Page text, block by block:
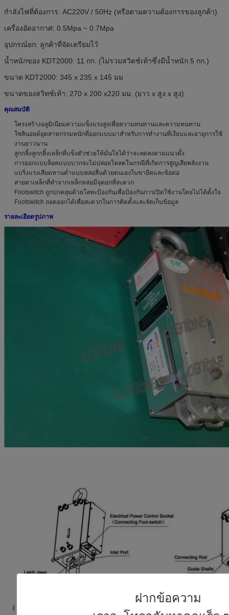
ฝากข้อความ
กำลังไฟที่ต้องการ: AC220V / 50Hz (หรือตามความต้องการของลูกค้า)
เครื่องอัดอากาศ: 0.5Mpa ~ 0.7Mpa
อุปกรณ์ยก: ลูกค้าที่จัดเตรียมไว้
น้ำหนักของ KDT2000: 11 กก. (ไม่รวมสวิตช์เท้าซึ่งมีน้ำหนัก 5 กก.)
ขนาด KDT2000: 345 x 235 x 145 มม
ขนาดของสวิทช์เท้า: 270 x 200 x220 มม. (ยาว x สูง x สูง)
คุณสมบัติ
โครงสร้างอลูมิเนียมความแข็งแรงสูงเพื่อความทนทานและความทนทาน
โซลินอยด์อุตสาหกรรมหนักที่ออกแบบมาสำหรับการทำงานที่เงียบและอายุการใช้
งานยาวนาน
ลูกกลิ้งลูกกลิ้งเหล็กที่แข็งตัวช่วยให้มั่นใจได้ว่าจะลดลงตามแนวตั้ง
การออกแบบล็อคแบบบวกจะไม่ปล่อยโหลดในกรณีที่เกิดการสูญเสียพลังงาน
แบริ่งแรงเสียดทานต่ำแบบหล่อลื่นด้วยตนเองในขายึดและข้อต่อ
สายตาเหล็กที่ทำจากเหล็กหล่อมีจุดยกที่สะดวก
Footswitch ถูกปกคลุมด้วยโลหะป้องกันเพื่อป้องกันการเปิดใช้งานโดยไม่ได้ตั้งใจ
Footswitch ถอดออกได้เพื่อสะดวกในการติดตั้งและจัดเก็บข้อมูล
รายละเอียดรูปภาพ